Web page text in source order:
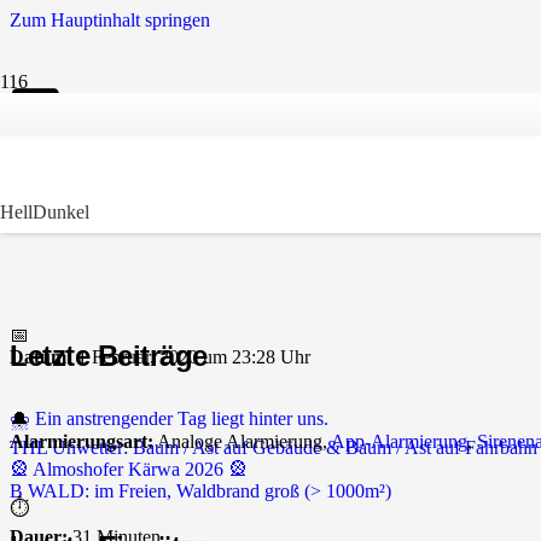
Zum Hauptinhalt springen
HellDunkel
📟
📅
Datum:1 Februar, 2020 um 23:28 Uhr
🔔
Alarmierungsart:Analoge Alarmierung,App-Alarmierung,
⏱️
Letzte Beiträge
⛈️ Ein anstrengender Tag liegt hinter uns.
THL Unwetter: Baum / Ast auf Gebäude & Baum / Ast auf Fahrbahn
🎡 Almoshofer Kärwa 2026 🎡
B WALD: im Freien, Waldbrand groß (> 1000m²)